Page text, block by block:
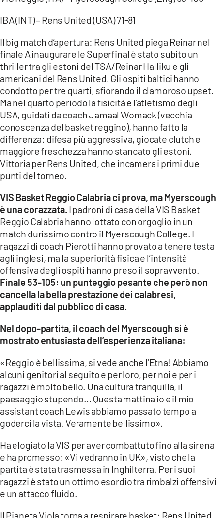
App
APPLE
IBA (INT) – Rens United (USA) 71-81
Il big match d’apertura: Rens United piega Reinar nel
finale A inaugurare le Superfinal è stato subito un
thriller tra gli estoni del TSA/Reinar Halliku e gli
americani del Rens United. Gli ospiti baltici hanno
condotto per tre quarti, sfiorando il clamoroso upset.
Ma nel quarto periodo la fisicità e l’atletismo degli
USA, guidati da coach Jamaal Womack (vecchia
conoscenza del basket reggino), hanno fatto la
differenza: difesa più aggressiva, giocate clutch e
maggiore freschezza hanno stancato gli estoni.
Vittoria per Rens United, che incamera i primi due
punti del torneo.
VIS Basket Reggio Calabria ci prova, ma Myerscough
è una corazzata. I padroni di casa della VIS Basket
Reggio Calabria hanno lottato con orgoglio in un
match durissimo contro il Myerscough College. I
ragazzi di coach Pierotti hanno provato a tenere testa
agli inglesi, ma la superiorità fisica e l’intensità
offensiva degli ospiti hanno preso il sopravvento.
Finale 53-105: un punteggio pesante che però non
cancella la bella prestazione dei calabresi,
applauditi dal pubblico di casa.
Nel dopo-partita, il coach del Myerscough si è
mostrato entusiasta dell’esperienza italiana:
«Reggio è bellissima, si vede anche l’Etna! Abbiamo
alcuni genitori al seguito e per loro, per noi e per i
ragazzi è molto bello. Una cultura tranquilla, il
paesaggio stupendo… Questa mattina io e il mio
assistant coach Lewis abbiamo passato tempo a
goderci la vista. Veramente bellissimo».
Ha elogiato la VIS per aver combattuto fino alla sirena
e ha promesso: «Vi vedranno in UK», visto che la
partita è stata trasmessa in Inghilterra. Per i suoi
ragazzi è stato un ottimo esordio tra rimbalzi offensivi
e un attacco fluido.
Il Pianeta Viola torna a respirare basket: Rens United